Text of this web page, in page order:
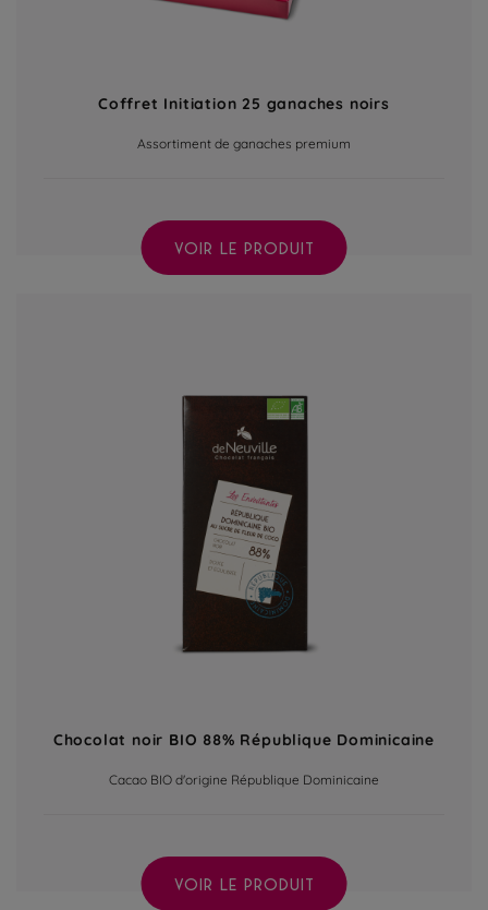
Coffret Initiation 25 ganaches noirs
Assortiment de ganaches premium
VOIR LE PRODUIT
Chocolat noir BIO 88% République Dominicaine
Cacao BIO d'origine République Dominicaine
VOIR LE PRODUIT